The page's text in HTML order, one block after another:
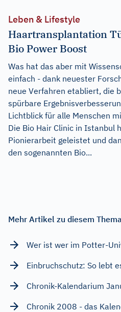
Leben & Lifestyle
Haartransplantation
Bio Power Boost
Was hat das aber mit
einfach - dank neuester
neue Verfahren etabliert, die
spürbare
Lichtblick für alle Menschen
Die Bio Hair Clinic in Istanbul
Pionierarbeit geleistet und
den sogenannten Bio...
Mehr Artikel zu diesem Thema
Wer ist wer im Potter-
Einbruchschutz: So lebt
Chronik-Kalendarium
Chronik 2008 - das